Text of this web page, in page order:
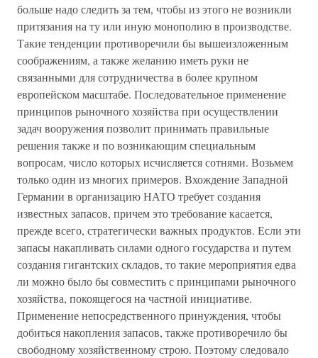
больше надо следить за тем, чтобы из этого не возникли
притязания на ту или иную монополию в производстве.
Такие тенденции противоречили бы вышеизложенным
соображениям, а также желанию иметь руки не
связанными для сотрудничества в более крупном
европейском масштабе. Последовательное применение
принципов рыночного хозяйства при осуществлении
задач вооружения позволит принимать правильные
решения также и по возникающим специальным
вопросам, число которых исчисляется сотнями. Возьмем
только один из многих примеров. Вхождение Западной
Германии в организацию НАТО требует создания
известных запасов, причем это требование касается,
прежде всего, стратегически важных продуктов. Если эти
запасы накапливать силами одного государства и путем
создания гигантских складов, то такие мероприятия едва
ли можно было бы совместить с принципами рыночного
хозяйства, покоящегося на частной инициативе.
Применение непосредственного принуждения, чтобы
добиться накопления запасов, также противоречило бы
свободному хозяйственному строю. Поэтому следовало